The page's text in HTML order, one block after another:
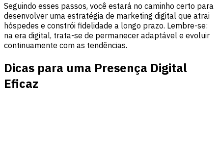
Seguindo esses passos, você estará no caminho certo para
desenvolver uma estratégia de marketing digital que atrai
hóspedes e constrói fidelidade a longo prazo. Lembre-se:
na era digital, trata-se de permanecer adaptável e evoluir
continuamente com as tendências.
Dicas para uma Presença Digital
Eficaz